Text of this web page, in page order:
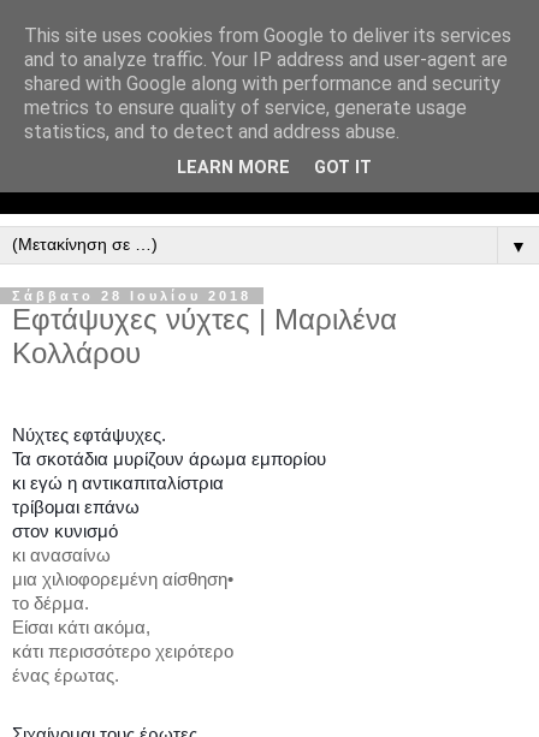
▼
Σάββατο 28 Ιουλίου 2018
Εφτάψυχες νύχτες | Μαριλένα
Κολλάρου
Νύχτες εφτάψυχες.
Τα σκοτάδια μυρίζουν άρωμα εμπορίου
κι εγώ η αντικαπιταλίστρια
τρίβομαι επάνω
στον κυνισμό
κι ανασαίνω
μια χιλιοφορεμένη αίσθηση•
το δέρμα.
Είσαι κάτι ακόμα,
κάτι περισσότερο χειρότερο
ένας έρωτας.
This site uses cookies from Google to deliver its services
and to analyze traffic. Your IP address and user-agent are
shared with Google along with performance and security
metrics to ensure quality of service, generate usage
statistics, and to detect and address abuse.
LEARN MORE GOT IT